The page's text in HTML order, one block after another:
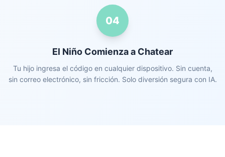
04
El Niño Comienza a Chatear
Tu hijo ingresa el código en cualquier dispositivo. Sin cuenta,
sin correo electrónico, sin fricción. Solo diversión segura con IA.